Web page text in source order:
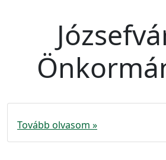
Tovább olvasom »